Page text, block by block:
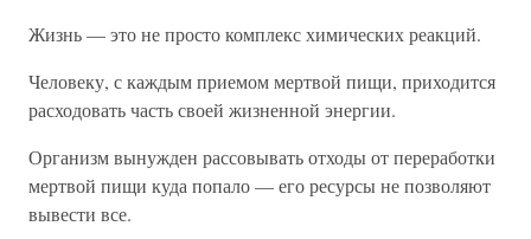
Жизнь — это не просто комплекс химических реакций.
Человеку, с каждым приемом мертвой пищи, приходится
расходовать часть своей жизненной энергии.
Организм вынужден рассовывать отходы от переработки
мертвой пищи куда попало — его ресурсы не позволяют
вывести все.